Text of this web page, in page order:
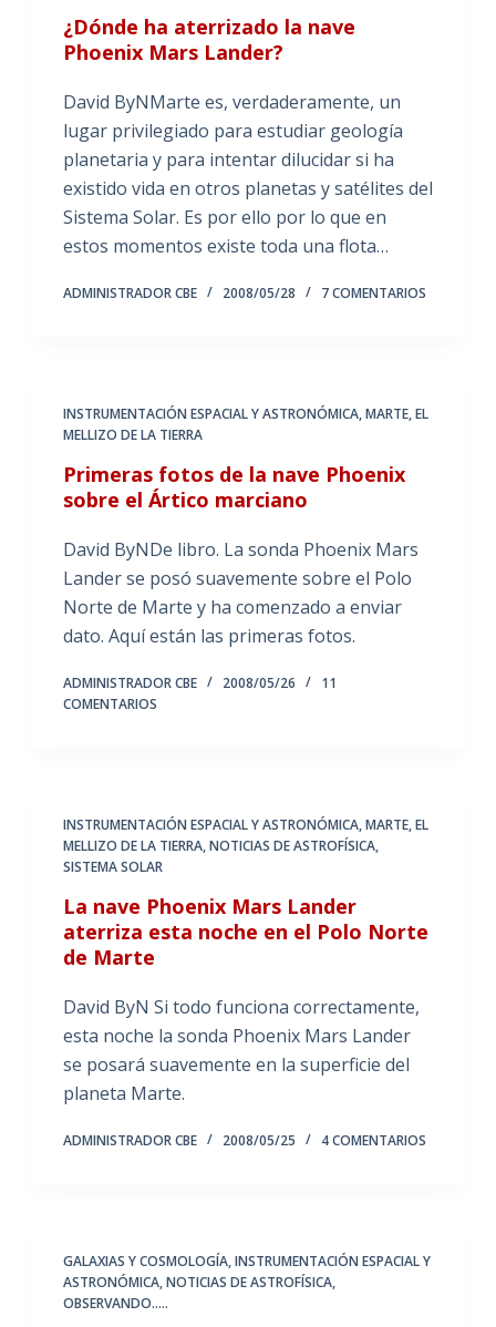
¿Dónde ha aterrizado la nave
Phoenix Mars Lander?
David ByNMarte es, verdaderamente, un
lugar privilegiado para estudiar geología
planetaria y para intentar dilucidar si ha
existido vida en otros planetas y satélites del
Sistema Solar. Es por ello por lo que en
estos momentos existe toda una flota…
ADMINISTRADOR CBE 2008/05/28 7 COMENTARIOS
INSTRUMENTACIÓN ESPACIAL Y ASTRONÓMICA,MARTE, EL
MELLIZO DE LA TIERRA
Primeras fotos de la nave Phoenix
sobre el Ártico marciano
David ByNDe libro. La sonda Phoenix Mars
Lander se posó suavemente sobre el Polo
Norte de Marte y ha comenzado a enviar
dato. Aquí están las primeras fotos.
ADMINISTRADOR CBE 2008/05/26
11
COMENTARIOS
INSTRUMENTACIÓN ESPACIAL Y ASTRONÓMICA,MARTE, EL
MELLIZO DE LA TIERRA,NOTICIAS DE ASTROFÍSICA,
SISTEMA SOLAR
La nave Phoenix Mars Lander
aterriza esta noche en el Polo Norte
de Marte
David ByN Si todo funciona correctamente,
esta noche la sonda Phoenix Mars Lander
se posará suavemente en la superficie del
planeta Marte.
ADMINISTRADOR CBE 2008/05/25 4 COMENTARIOS
GALAXIAS Y COSMOLOGÍA,INSTRUMENTACIÓN ESPACIAL Y
ASTRONÓMICA,NOTICIAS DE ASTROFÍSICA,
OBSERVANDO.....